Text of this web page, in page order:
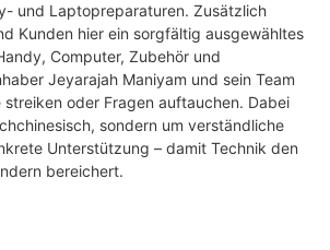
und Laptopreparaturen. Zusätzlich
Kunden hier ein sorgfältig ausgewähltes
Computer, Zubehör und
Jeyarajah Maniyam und sein Team
streiken oder Fragen auftauchen. Dabei
sondern um verständliche
Unterstützung – damit Technik den
bereichert.